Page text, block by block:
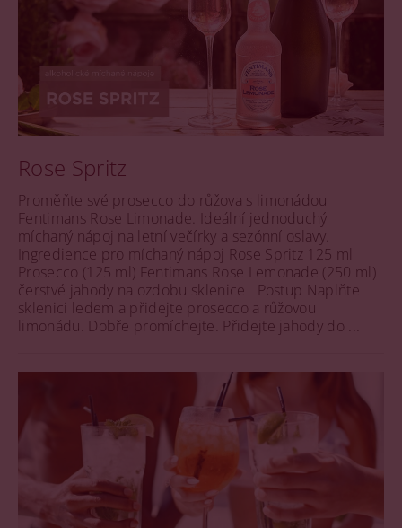
Rose Spritz
Proměňte své prosecco do růžova s limonádou
Fentimans Rose Limonade. Ideální jednoduchý
míchaný nápoj na letní večírky a sezónní oslavy.
Ingredience pro míchaný nápoj Rose Spritz 125 ml
Prosecco (125 ml) Fentimans Rose Lemonade (250 ml)
čerstvé jahody na ozdobu sklenice Postup Naplňte
sklenici ledem a přidejte prosecco a růžovou
limonádu. Dobře promíchejte. Přidejte jahody do ...